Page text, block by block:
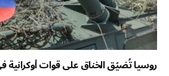
روسيا تُضيّق الخناق على قوات